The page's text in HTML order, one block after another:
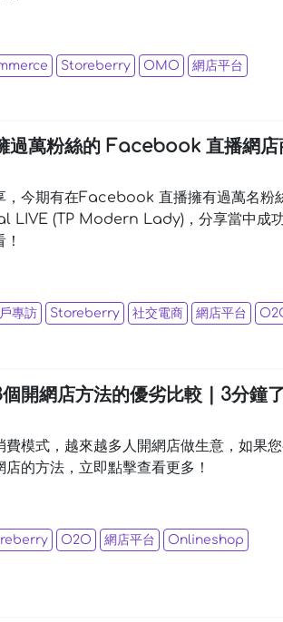
Storeberry OMO 網店平台
過萬粉絲的 Facebook 直播網店
，今期有在Facebook 直播擁有過萬名粉
LIVE (TP Modern Lady)，分享當中成
專訪 Storeberry 社交電商 網店平台
個開網店方法的優劣比較 | 3分鐘了
費模式，越來越多人開網店做生意，如果
的方法，立即點擊查看更多！
O2O 網店平台 Onlineshop